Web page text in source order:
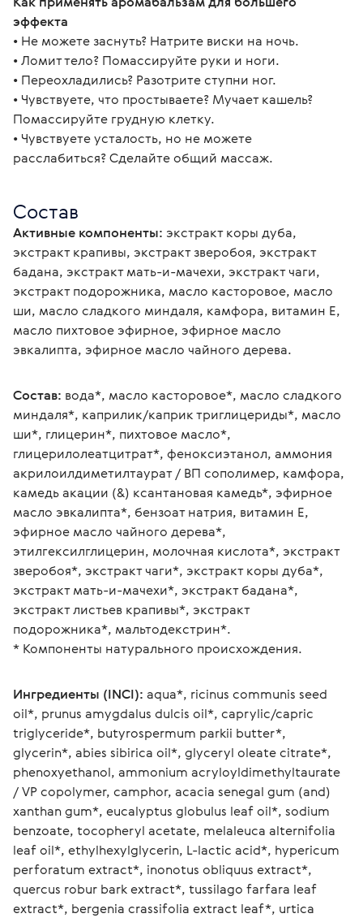
эффекта
• Не можете заснуть? Натрите виски на ночь.
• Ломит тело? Помассируйте руки и ноги.
• Переохладились? Разотрите ступни ног.
• Чувствуете, что простываете? Мучает кашель?
Помассируйте грудную клетку.
• Чувствуете усталость, но не можете
расслабиться? Сделайте общий массаж.
Состав
Активные компоненты: экстракт коры дуба,
экстракт крапивы, экстракт зверобоя, экстракт
бадана, экстракт мать-и-мачехи, экстракт чаги,
экстракт подорожника, масло касторовое, масло
ши, масло сладкого миндаля, камфора, витамин Е,
масло пихтовое эфирное, эфирное масло
эвкалипта, эфирное масло чайного дерева.
Состав: вода*, масло касторовое*, масло сладкого
миндаля*, каприлик/каприк триглицериды*, масло
ши*, глицерин*, пихтовое масло*,
глицерилолеатцитрат*, феноксиэтанол, аммония
акрилоилдиметилтаурат / ВП сополимер, камфора,
камедь акации (&) ксантановая камедь*, эфирное
масло эвкалипта*, бензоат натрия, витамин Е,
эфирное масло чайного дерева*,
этилгексилглицерин, молочная кислота*, экстракт
зверобоя*, экстракт чаги*, экстракт коры дуба*,
экстракт мать-и-мачехи*, экстракт бадана*,
экстракт листьев крапивы*, экстракт
подорожника*, мальтодекстрин*.
* Компоненты натурального происхождения.
Ингредиенты (INCI): aqua*, ricinus communis seed
oil*, prunus amygdalus dulcis oil*, caprylic/capric
triglyceride*, butyrospermum parkii butter*,
glycerin*, abies sibirica oil*, glyceryl oleate citrate*,
phenoxyethanol, ammonium acryloyldimethyltaurate
/ VP copolymer, camphor, acacia senegal gum (and)
xanthan gum*, eucalyptus globulus leaf oil*, sodium
benzoate, tocopheryl acetate, melaleuca alternifolia
leaf oil*, ethylhexylglycerin, L-lactic acid*, hypericum
perforatum extract*, inonotus obliquus extract*,
quercus robur bark extract*, tussilago farfara leaf
extract*, bergenia crassifolia extract leaf*, urtica